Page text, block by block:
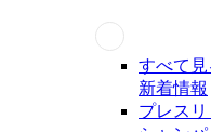
すべて見
新着情報
プレスリ